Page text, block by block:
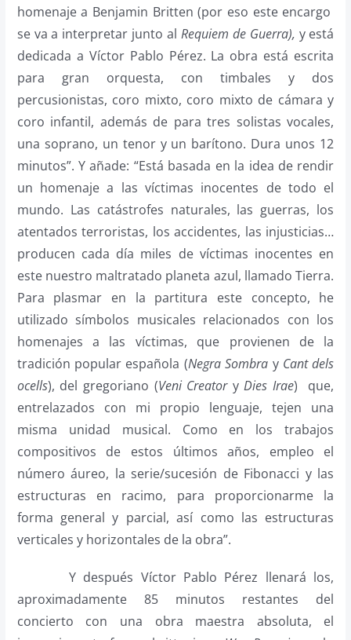
homenaje a Benjamin Britten (por eso este encargo
se va a interpretar junto al Requiem de Guerra), y está
dedicada a Víctor Pablo Pérez. La obra está escrita
para gran orquesta, con timbales y dos
percusionistas, coro mixto, coro mixto de cámara y
coro infantil, además de para tres solistas vocales,
una soprano, un tenor y un barítono. Dura unos 12
minutos”. Y añade: “Está basada en la idea de rendir
un homenaje a las víctimas inocentes de todo el
mundo. Las catástrofes naturales, las guerras, los
atentados terroristas, los accidentes, las injusticias…
producen cada día miles de víctimas inocentes en
este nuestro maltratado planeta azul, llamado Tierra.
Para plasmar en la partitura este concepto, he
utilizado símbolos musicales relacionados con los
homenajes a las víctimas, que provienen de la
tradición popular española (Negra Sombra y Cant dels
ocells), del gregoriano (Veni CreatoryDies Irae) que,
entrelazados con mi propio lenguaje, tejen una
misma unidad musical. Como en los trabajos
compositivos de estos últimos años, empleo el
número áureo, la serie/sucesión de Fibonacci y las
estructuras en racimo, para proporcionarme la
forma general y parcial, así como las estructuras
verticales y horizontales de la obra”.
Y después Víctor Pablo Pérez llenará los,
aproximadamente 85 minutos restantes del
concierto con una obra maestra absoluta, el